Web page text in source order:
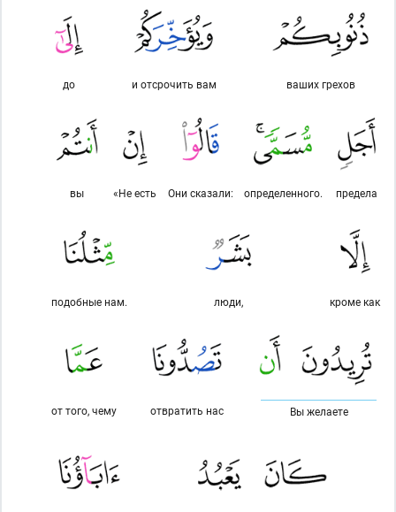
ваших грехов
и отсрочить вам
до
предела
определенного.
Они сказали:
«Не есть
вы
кроме как
люди,
подобные нам.
Вы желаете
отвратить нас
от того, чему